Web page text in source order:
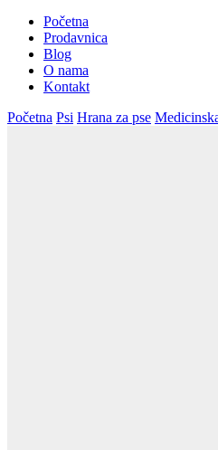
Početna
Prodavnica
Blog
O nama
Kontakt
Početna Psi Hrana za pse